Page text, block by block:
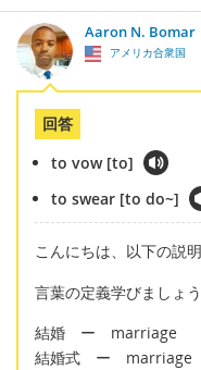
Aaron N. Bomar
アメリカ合衆国
回答
to vow [to]
to swear [to do~]
こんにちは、以下の説
言葉の定義学びましょう
結婚 ー marriage
結婚式 ー marriage